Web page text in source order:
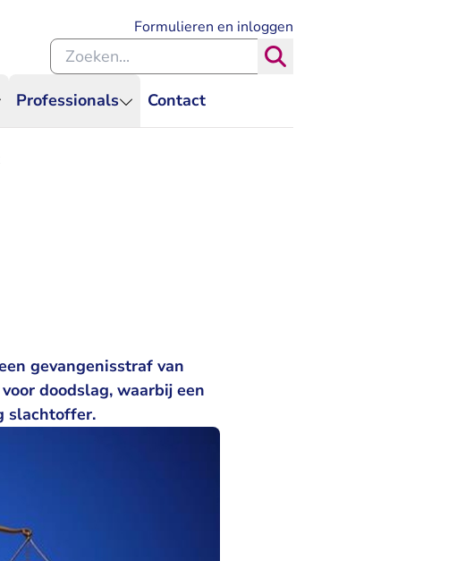
Professionals Contact
Formulieren en inloggen
Zoeken binnen de Rechtspraak
gevangenisstraf van
doodslag, waarbij een
slachtoffer.